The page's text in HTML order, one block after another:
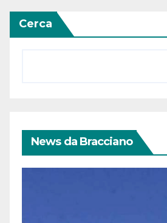
Cerca
News da Bracciano